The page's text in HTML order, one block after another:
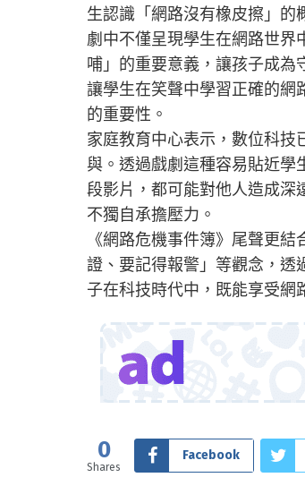
生認識「網路沒有橡皮擦」的
劇中不僅呈現學生在網路世界
哺」的重要意義，讓孩子成
讓學生在笑聲中學習正確的網
的重要性。
家庭教育中心表示，數位科
與。透過戲劇這種容易貼近學
段影片，都可能對他人造成深
不獨自承擔壓力。
《網路危機事件簿》尾聲更
證、要記得報警」等觀念，透
子在科技時代中，既能享受網
0
Shares
Facebook